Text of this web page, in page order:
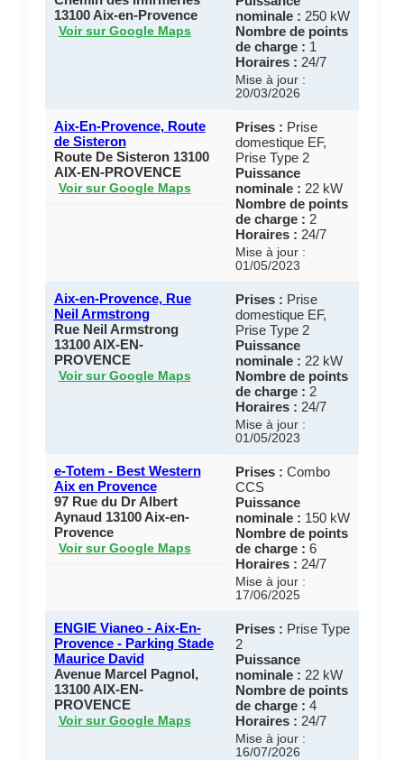
13100 Aix-en-Provence
Voir sur Google Maps
nominale : 250 kW
Nombre de points
de charge : 1
Horaires : 24/7
Mise à jour :
20/03/2026
Aix-En-Provence, Route
de Sisteron
Route De Sisteron 13100
AIX-EN-PROVENCE
Voir sur Google Maps
Prises : Prise
domestique EF,
Prise Type 2
Puissance
nominale : 22 kW
Nombre de points
de charge : 2
Horaires : 24/7
Mise à jour :
01/05/2023
Aix-en-Provence, Rue
Neil Armstrong
Rue Neil Armstrong
13100 AIX-EN-
PROVENCE
Voir sur Google Maps
Prises : Prise
domestique EF,
Prise Type 2
Puissance
nominale : 22 kW
Nombre de points
de charge : 2
Horaires : 24/7
Mise à jour :
01/05/2023
e-Totem - Best Western
Aix en Provence
97 Rue du Dr Albert
Aynaud 13100 Aix-en-
Provence
Voir sur Google Maps
Prises : Combo
CCS
Puissance
nominale : 150 kW
Nombre de points
de charge : 6
Horaires : 24/7
Mise à jour :
17/06/2025
ENGIE Vianeo - Aix-En-
Provence - Parking Stade
Maurice David
Avenue Marcel Pagnol,
13100 AIX-EN-
PROVENCE
Voir sur Google Maps
Prises : Prise Type
2
Puissance
nominale : 22 kW
Nombre de points
de charge : 4
Horaires : 24/7
Mise à jour :
16/07/2026